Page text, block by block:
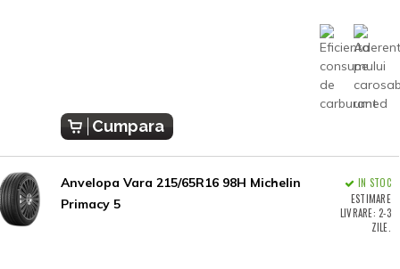
Cumpara
Anvelopa Vara 215/65R16 98H Michelin
Primacy 5
IN STOC
ESTIMARE
LIVRARE: 2-3
ZILE.